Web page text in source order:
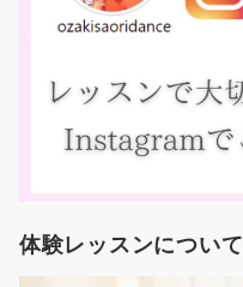
体験レッスンについて